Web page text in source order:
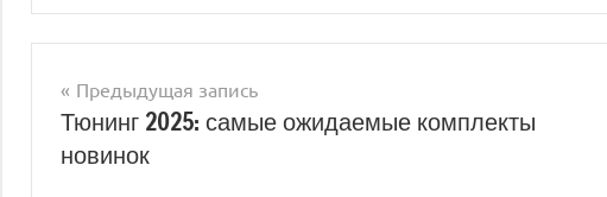
Навигация
по
Предыдущая запись
Тюнинг 2025: самые ожидаемые комплекты
новинок